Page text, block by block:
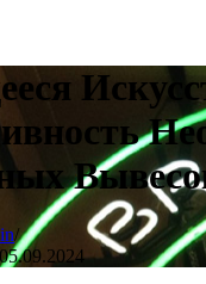
05.09.2024